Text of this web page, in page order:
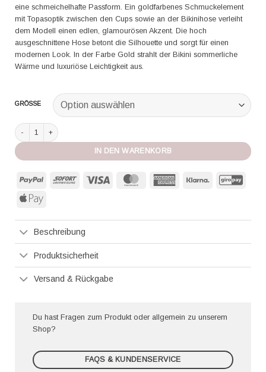
eine schmeichelhafte Passform. Ein goldfarbenes Schmuckelement
mit Topasoptik zwischen den Cups sowie an der Bikinihose verleiht
dem Modell einen edlen, glamourösen Akzent. Die hoch
ausgeschnittene Hose betont die Silhouette und sorgt für einen
modernen Look. In der Farbe Gold strahlt der Bikini sommerliche
Wärme und luxuriöse Leichtigkeit aus.
GRÖSSE
Pain de Sucre Bikini Sidra Carlina gold Menge
IN DEN WARENKORB
PayPal Sofort MasterCard American
Klarna
Apple
Beschreibung
Produktsicherheit
Versand & Rückgabe
Du hast Fragen zum Produkt oder allgemein zu unserem
Shop?
FAQS & KUNDENSERVICE